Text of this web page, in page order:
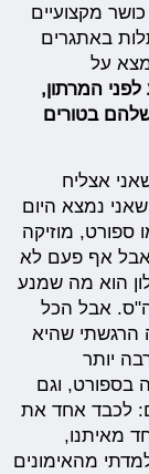
מקצועיים
באתגרים
על
לפני המרתון,
בטורים
אצליח
נמצא היום
ספורט, מוזיקה
אבל אף פעם לא
הוא מה שמנע
אבל הכל
שהיא
יותר
בספורט, וגם
לכבד אחד את
מאיתנו,
מהאימונים